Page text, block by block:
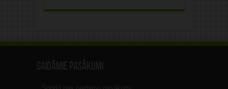
Gaidāmie pasākumi